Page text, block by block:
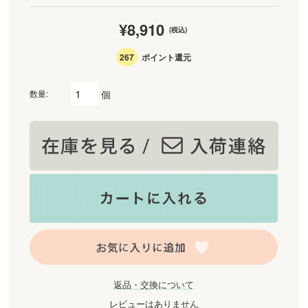
¥8,910 (税込)
267 ポイント還元
数量: 個
返品・交換について
レビューはありません